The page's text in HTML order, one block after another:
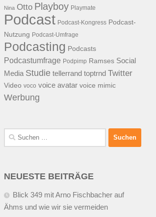
hängen
09.06.2007VONALEX
Nina Otto Playboy Playmate
Podcast Podcast-Kongress Podcast-
Nutzung Podcast-Umfrage
Podcasting Podcasts
Podcastumfrage Podpimp Ramses Social
Media Studie tellerrand toptrnd Twitter
Video voco voice avatar voice mimic
Werbung
Suchen
nach:
NEUESTE BEITRÄGE
Blick 349 mit Arno Fischbacher auf
Ähms und wie wir sie vermeiden